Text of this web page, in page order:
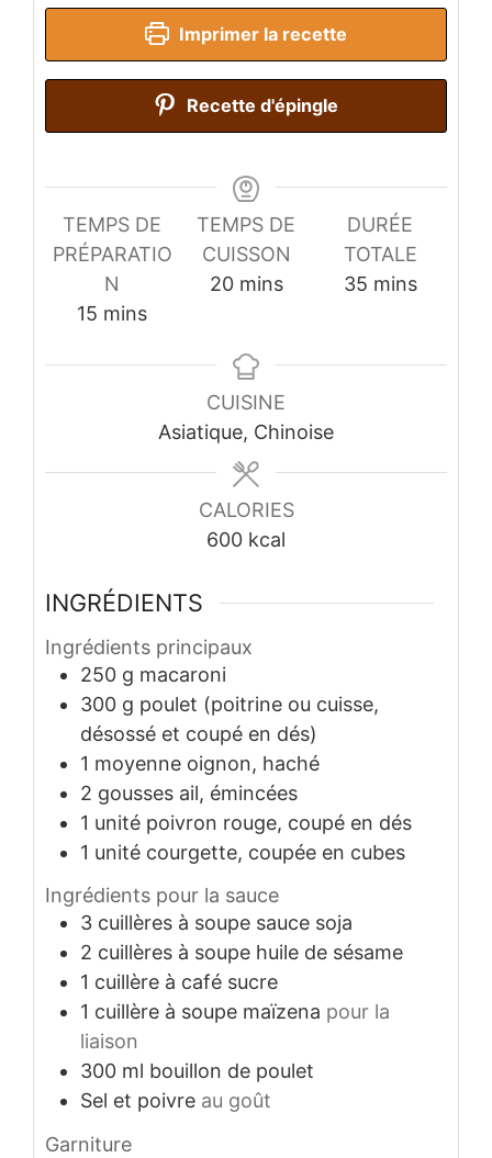
Imprimer la recette
Recette d'épingle
TEMPS DE
PRÉPARATIO
N
15 minutes
mins
TEMPS DE
CUISSON
20minutes
mins
DURÉE
TOTALE
35minutes
mins
CUISINE
Asiatique, Chinoise
CALORIES
600 kcal
INGRÉDIENTS
Ingrédients principaux
250 g macaroni
300 g poulet (poitrine ou cuisse,
désossé et coupé en dés)
1 moyenne oignon, haché
2 gousses ail, émincées
1 unité poivron rouge, coupé en dés
1 unité courgette, coupée en cubes
Ingrédients pour la sauce
3 cuillères à soupe sauce soja
2 cuillères à soupe huile de sésame
1 cuillère à café sucre
1 cuillère à soupe maïzena pour la
liaison
300 ml bouillon de poulet
Sel et poivre au goût
Garniture